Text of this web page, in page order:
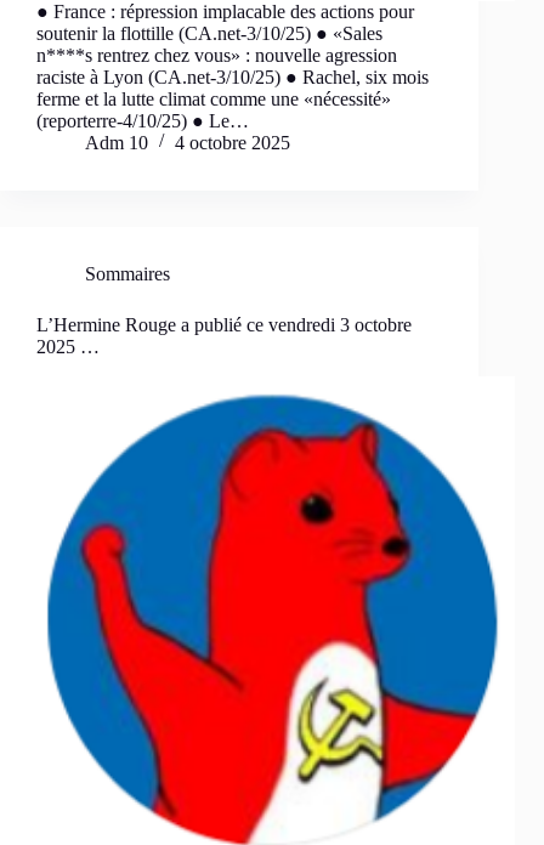
● France : répression implacable des actions pour
soutenir la flottille (CA.net-3/10/25) ● «Sales
n****s rentrez chez vous» : nouvelle agression
raciste à Lyon (CA.net-3/10/25) ● Rachel, six mois
ferme et la lutte climat comme une «nécessité»
(reporterre-4/10/25) ● Le…
Adm 10
4 octobre 2025
Sommaires
L’Hermine Rouge a publié ce vendredi 3 octobre
2025 …